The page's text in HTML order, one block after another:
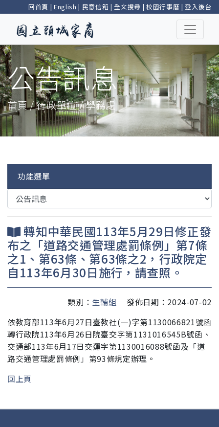
回首頁 | English | 民意信箱 |全文搜尋 | 校園行事曆 |登入後台
公告訊息
首頁 / 行政單位 / 學務處
功能選單
轉知中華民國113年5月29日修正發
布之「道路交通管理處罰條例」第7條
之1、第63條、第63條之2，行政院定
自113年6月30日施行，請查照。
類別： 生輔組
發佈日期：2024-07-02
依教育部113年6月27日臺教社(一)字第1130066821號函
轉行政院113年6月26日院臺交字第1131016545B號函、
交通部113年6月17日交運字第1130016088號函及「道
路交通管理處罰條例」第93條規定辦理。
回上頁